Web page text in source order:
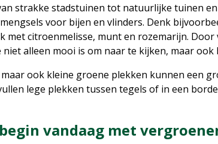
strakke stadstuinen tot natuurlijke tuinen
voor bijen en vlinders. Denk
citroenmelisse, munt en rozemarijn. Door
alleen mooi is om naar te kijken, maar ook
ook kleine groene plekken kunnen een
lege plekken tussen tegels of in een
vandaag met